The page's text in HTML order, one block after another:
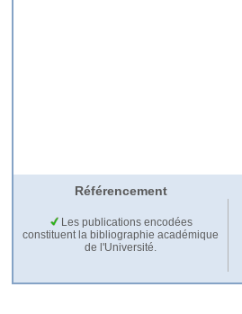
Référencement
Les publications encodées
constituent la bibliographie académique
de l'Université.